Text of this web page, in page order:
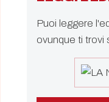
Puoi leggere
ovunque ti trovi